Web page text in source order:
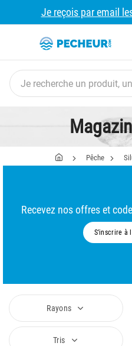
Je reçois par email
Pêche
Recevez nos offres et
S’inscrire à
Rayons
Tris